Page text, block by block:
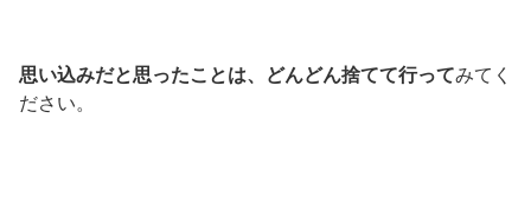
思い込みだと思ったことは、どんどん捨てて行ってみてく
ださい。